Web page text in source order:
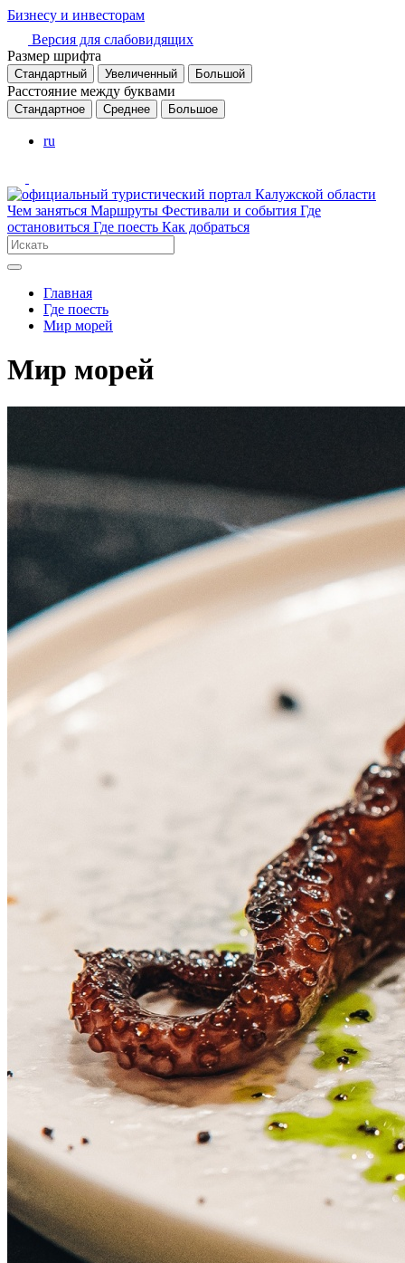
Бизнесу и инвесторам
Версия для слабовидящих
Размер шрифта
Стандартный Увеличенный Большой
Расстояние между буквами
Стандартное Среднее Большое
ru
Чем заняться Маршруты Фестивали и события Где
остановиться Где поесть Как добраться
Главная
Где поесть
Мир морей
Мир морей